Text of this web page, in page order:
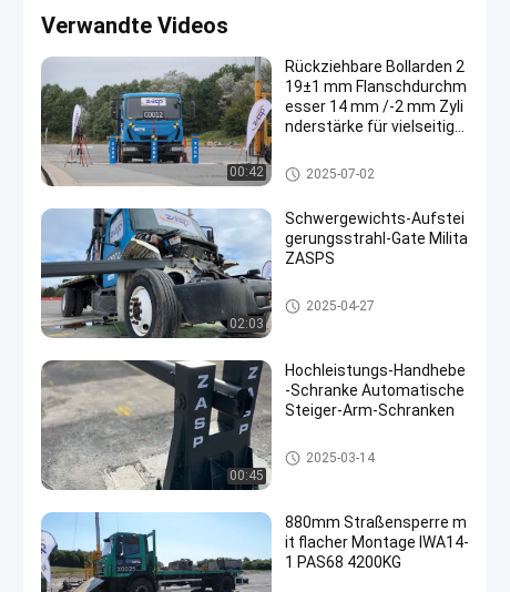
Verwandte Videos
00:42
Rückziehbare Bollarden 2
19±1 mm Flanschdurchm
esser 14 mm /-2 mm Zyli
nderstärke für vielseitige
Abnehmbare Pollarde
2025-07-02
02:03
Schwergewichts-Aufstei
gerungsstrahl-Gate Milita
ZASPS
Aufsteigender Strahl-Tor
2025-04-27
00:45
Hochleistungs-Handhebe
-Schranke Automatische
Steiger-Arm-Schranken
Aufsteigender Strahl-Tor
2025-03-14
880mm Straßensperre m
it flacher Montage IWA14-
1 PAS68 4200KG